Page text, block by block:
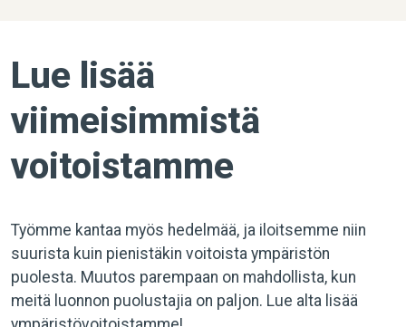
Lue lisää
viimeisimmistä
voitoistamme
Työmme kantaa myös hedelmää, ja iloitsemme niin
suurista kuin pienistäkin voitoista ympäristön
puolesta. Muutos parempaan on mahdollista, kun
meitä luonnon puolustajia on paljon. Lue alta lisää